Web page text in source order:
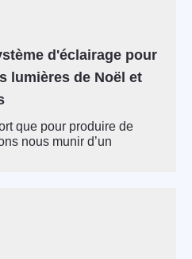
d'éclairage pour
lumières de Noël et
que pour produire de
nous munir d’un